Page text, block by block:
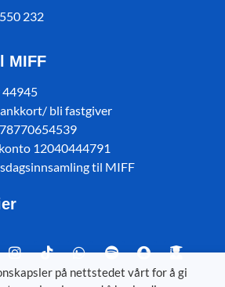
232
MIFF
44945
bli fastgiver
12040444791
til MIFF
på nettstedet vårt for å gi